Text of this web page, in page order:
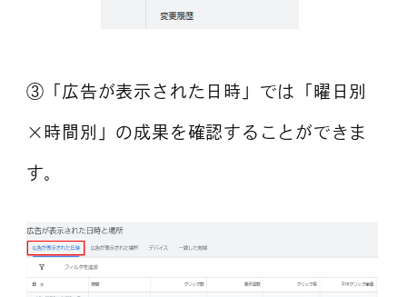
③「広告が表示された日時」では「曜日別
×時間別」の成果を確認することができま
す。